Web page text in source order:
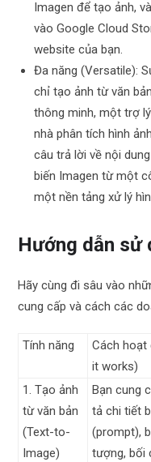
Imagen để tạo ảnh,
vào Google Cloud
website của bạn.
Đa năng (Versatile):
chỉ tạo ảnh từ văn
thông minh, một trợ
nhà phân tích hình
câu trả lời về nội
biến Imagen từ một
một nền tảng xử lý
Hướng dẫn sử
Hãy cùng đi sâu vào
cung cấp và cách các
Tính năng
Cách hoạt
it works)
1. Tạo ảnh
từ văn bản
(Text-to-
Image)
Bạn cung
tả chi tiết
(prompt),
tượng, bối